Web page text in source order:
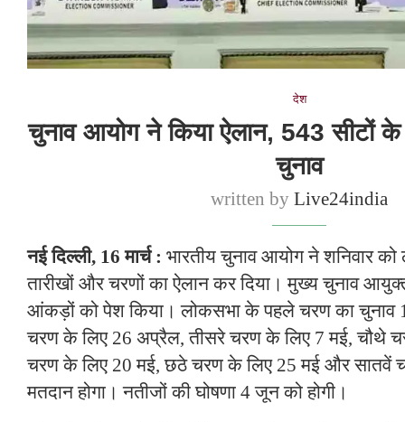
देश
चुनाव आयोग ने किया ऐलान, 543 सीटों
चुनाव
written byLive24india
नई दिल्ली, 16 मार्च : भारतीय चुनाव आयोग ने शनिवार
तारीखों और चरणों का ऐलान कर दिया। मुख्य चुनाव
आंकड़ों को पेश किया। लोकसभा के पहले चरण का चुनाव
चरण के लिए 26 अप्रैल, तीसरे चरण के लिए 7 मई, चौथे
चरण के लिए 20 मई, छठे चरण के लिए 25 मई और सातवें
मतदान होगा। नतीजों की घोषणा 4 जून को होगी।